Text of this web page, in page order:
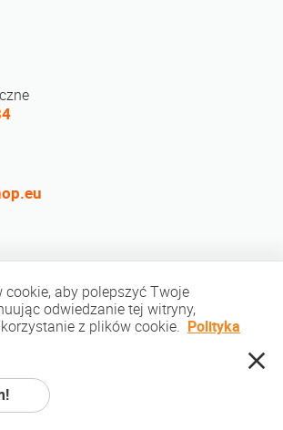
2026 MobileShop.eu. Wszelkie prawa zastrzeżone.
na stronie są własnością Mobileshop.eu |
aby polepszyć Twoje
odwiedzanie tej witryny,
z plików cookie. Polityka